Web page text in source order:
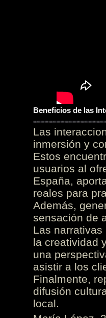
Beneficios de las
Las
inmersión y
Estos
usuarios al
España,
reales para
Además,
sensación de
Las
la creatividad
una
asistir a los
Finalmente,
difusión
local.